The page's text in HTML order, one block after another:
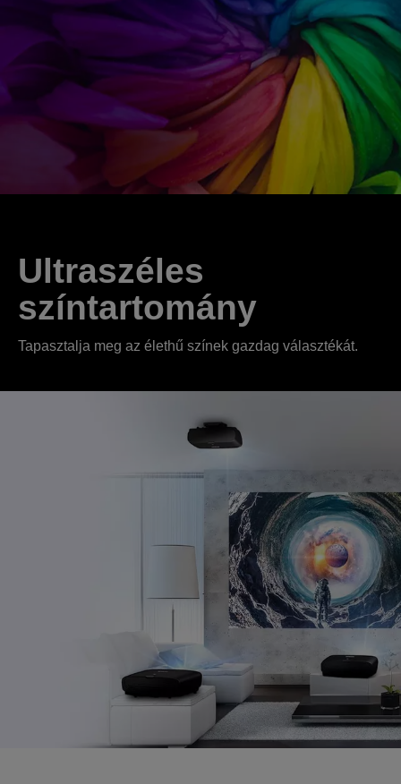
Ultraszéles
színtartomány
Tapasztalja meg az élethű színek gazdag választékát.